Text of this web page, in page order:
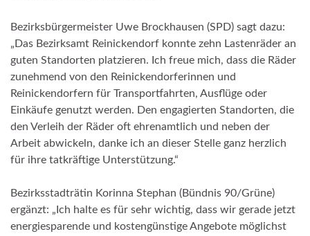
Bezirksbürgermeister Uwe Brockhausen (SPD) sagt dazu:
„Das Bezirksamt Reinickendorf konnte zehn Lastenräder an
guten Standorten platzieren. Ich freue mich, dass die Räder
zunehmend von den Reinickendorferinnen und
Reinickendorfern für Transportfahrten, Ausflüge oder
Einkäufe genutzt werden. Den engagierten Standorten, die
den Verleih der Räder oft ehrenamtlich und neben der
Arbeit abwickeln, danke ich an dieser Stelle ganz herzlich
für ihre tatkräftige Unterstützung.“
Bezirksstadträtin Korinna Stephan (Bündnis 90/Grüne)
ergänzt: „Ich halte es für sehr wichtig, dass wir gerade jetzt
energiesparende und kostengünstige Angebote möglichst